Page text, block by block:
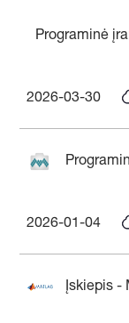
Programinė
2026-03-30
2026-01-04
Įskiepis -